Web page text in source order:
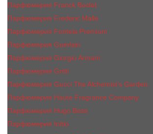
Парфюмерия Franck Boclet
Парфюмерия Frеderic Mаlle
Парфюмерия Fontela Premium
Парфюмерия Guerlain
Парфюмерия Giorgio Armani
Парфюмерия Gritti
Парфюмерия Gucci The Alchemist’s Garden.
Парфюмерия Haute Fragrance Company
Парфюмерия Hugo Boss
Парфюмерия Initio